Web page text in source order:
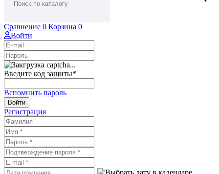
Сравнение 0 Корзина 0
Войти
Введите код защиты*
Вспомнить пароль
Войти
Регистрация